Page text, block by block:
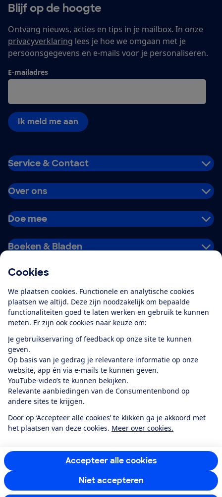
Cookies
We plaatsen cookies. Functionele en analytische cookies
plaatsen we altijd. Deze zijn noodzakelijk om bepaalde
functionaliteiten goed te laten werken en gebruik te kunnen
meten. Er zijn ook cookies naar keuze om:
Je gebruikservaring of feedback op onze site te kunnen
geven.
Op basis van je gedrag je relevantere informatie op onze
website, app én via e-mails te kunnen geven.
YouTube-video’s te kunnen bekijken.
Relevante aanbiedingen van de Consumentenbond op
andere sites te krijgen.
Door op ‘Accepteer alle cookies’ te klikken ga je akkoord met
het plaatsen van deze cookies. Meer over cookies.
Accepteer alle cookies
Niet accepteren
Blijf op de hoogte
Ontvang nieuws, acties en tips in je mailbox. In onze
privacyverklaring lees je hoe we omgaan met je
persoonsgegevens en e-mails voor je personaliseren.
E-mailadres
Ik meld me aan
Service & Contact
Over ons
Doe mee
Boeken & Bladen
Alles over de
app
Algemene Voorwaarden
Privacyverklaring
Cookiebeleid
Privacyvoorkeuren
Toegankelijkheid
RSS-feed nieuws
Facebook
TwitterInstagram
YoutubeLinkedIn
12.901consumentenbeoordelen de Consumentenbondmet gemiddeld